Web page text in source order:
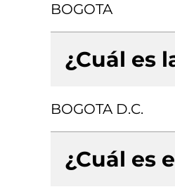
BOGOTA
¿Cuál es
BOGOTA D.C.
¿Cuál es